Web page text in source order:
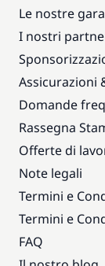
Le nostre
I nostri
Assicurazioni
Domande
Rassegna
Offerte di
Note legali
Termini e
Termini e
FAQ